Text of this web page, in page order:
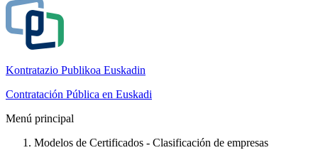
Kontratazio Publikoa Euskadin
Contratación Pública en Euskadi
Menú principal
Modelos de Certificados - Clasificación de empresas